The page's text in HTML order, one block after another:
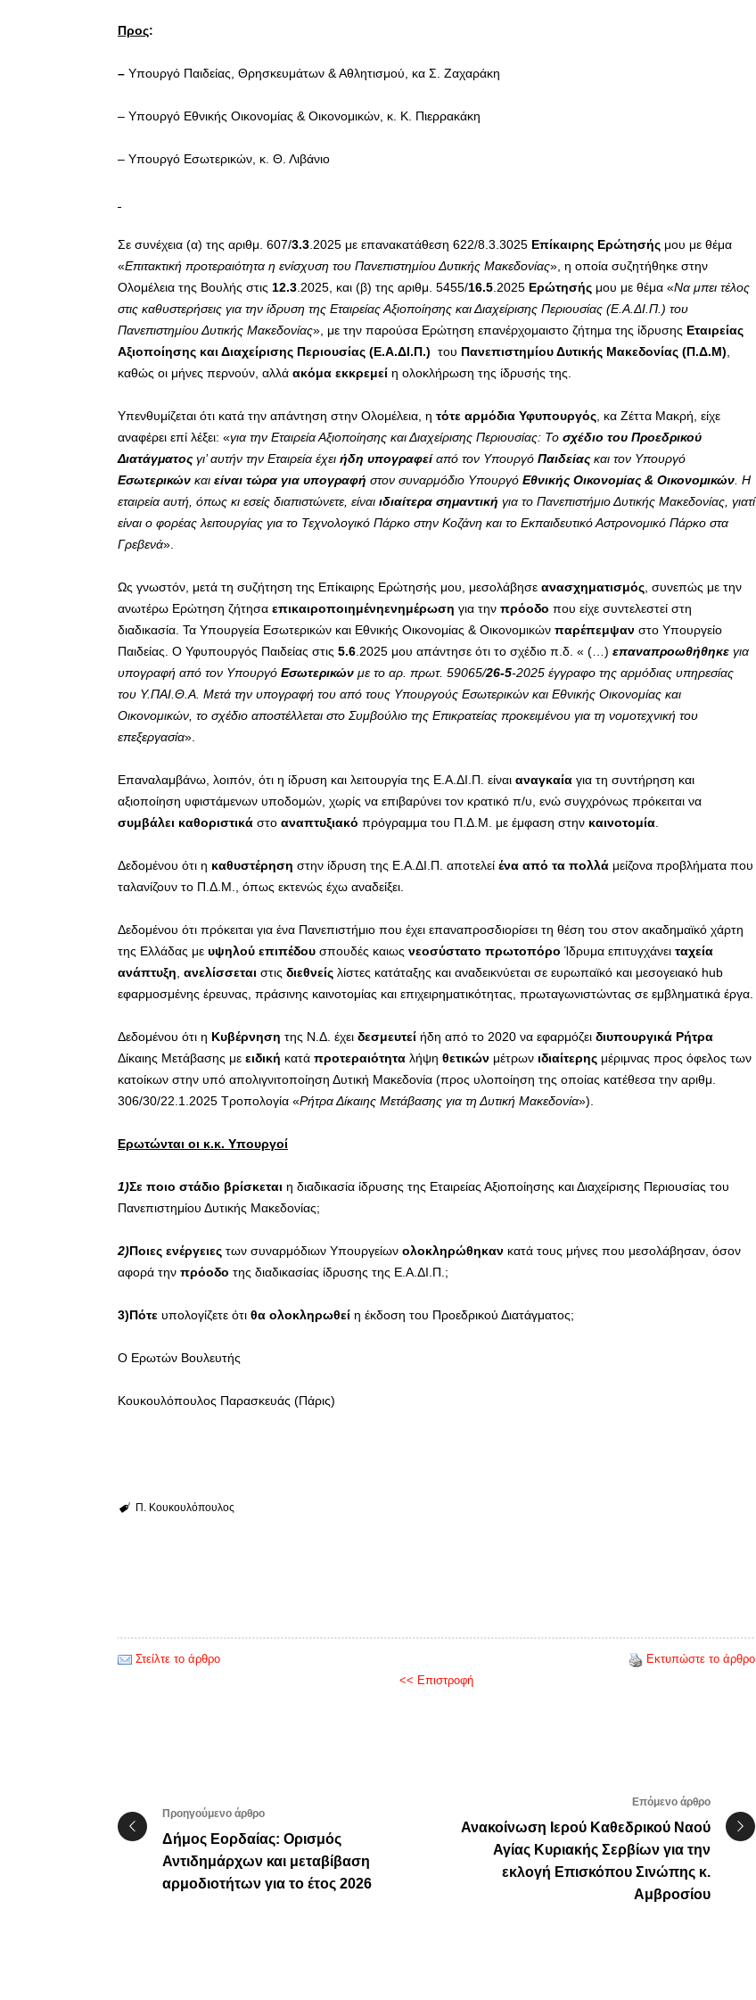
Προς:
– Υπουργό Παιδείας, Θρησκευμάτων & Αθλητισμού, κα Σ. Ζαχαράκη
– Υπουργό Εθνικής Οικονομίας & Οικονομικών, κ. Κ. Πιερρακάκη
– Υπουργό Εσωτερικών, κ. Θ. Λιβάνιο
Σε συνέχεια (α) της αριθμ. 607/3.3.2025 με επανακατάθεση 622/8.3.3025 Επίκαιρης Ερώτησής μου με θέμα
«Επιτακτική προτεραιότητα η ενίσχυση του Πανεπιστημίου Δυτικής Μακεδονίας», η οποία συζητήθηκε στην
Ολομέλεια της Βουλής στις 12.3.2025, και (β) της αριθμ. 5455/16.5.2025 Ερώτησής μου με θέμα «Να μπει τέλος
στις καθυστερήσεις για την ίδρυση της Εταιρείας Αξιοποίησης και Διαχείρισης Περιουσίας (Ε.Α.ΔΙ.Π.) του
Πανεπιστημίου Δυτικής Μακεδονίας», με την παρούσα Ερώτηση επανέρχομαιστο ζήτημα της ίδρυσης Εταιρείας
Αξιοποίησης και Διαχείρισης Περιουσίας (Ε.Α.ΔΙ.Π.) του Πανεπιστημίου Δυτικής Μακεδονίας (Π.Δ.Μ),
καθώς οι μήνες περνούν, αλλά ακόμα εκκρεμεί η ολοκλήρωση της ίδρυσής της.
Υπενθυμίζεται ότι κατά την απάντηση στην Ολομέλεια, η τότε αρμόδια Υφυπουργός, κα Ζέττα Μακρή, είχε
αναφέρει επί λέξει: «για την Εταιρεία Αξιοποίησης και Διαχείρισης Περιουσίας: Το σχέδιο του Προεδρικού
Διατάγματοςγι’ αυτήν την Εταιρεία έχει ήδη υπογραφείαπό τον Υπουργό Παιδείαςκαι τον Υπουργό
Εσωτερικών και είναι τώρα για υπογραφή στον συναρμόδιο Υπουργό Εθνικής Οικονομίας & Οικονομικών. Η
εταιρεία αυτή, όπως κι εσείς διαπιστώνετε, είναι ιδιαίτερα σημαντική για το Πανεπιστήμιο Δυτικής Μακεδονίας, γιατί
είναι ο φορέας λειτουργίας για το Τεχνολογικό Πάρκο στην Κοζάνη και το Εκπαιδευτικό Αστρονομικό Πάρκο στα
Γρεβενά».
Ως γνωστόν, μετά τη συζήτηση της Επίκαιρης Ερώτησής μου, μεσολάβησε ανασχηματισμός, συνεπώς με την
ανωτέρω Ερώτηση ζήτησα επικαιροποιημένηενημέρωση για την πρόοδο που είχε συντελεστεί στη
διαδικασία. Τα Υπουργεία Εσωτερικών και Εθνικής Οικονομίας & Οικονομικών παρέπεμψαν στο Υπουργείο
Παιδείας. Ο Υφυπουργός Παιδείας στις 5.6.2025 μου απάντησε ότι το σχέδιο π.δ. « (…) επαναπροωθήθηκε για
υπογραφή από τον Υπουργό Εσωτερικών με το αρ. πρωτ. 59065/26-5-2025 έγγραφο της αρμόδιας υπηρεσίας
του Υ.ΠΑΙ.Θ.Α. Μετά την υπογραφή του από τους Υπουργούς Εσωτερικών και Εθνικής Οικονομίας και
Οικονομικών, το σχέδιο αποστέλλεται στο Συμβούλιο της Επικρατείας προκειμένου για τη νομοτεχνική του
επεξεργασία».
Επαναλαμβάνω, λοιπόν, ότι η ίδρυση και λειτουργία της Ε.Α.ΔΙ.Π. είναι αναγκαία για τη συντήρηση και
αξιοποίηση υφιστάμενων υποδομών, χωρίς να επιβαρύνει τον κρατικό π/υ, ενώ συγχρόνως πρόκειται να
συμβάλει καθοριστικά στο αναπτυξιακό πρόγραμμα του Π.Δ.Μ. με έμφαση στην καινοτομία.
Δεδομένου ότι η καθυστέρηση στην ίδρυση της Ε.Α.ΔΙ.Π. αποτελεί ένα από τα πολλά μείζονα προβλήματα που
ταλανίζουν το Π.Δ.Μ., όπως εκτενώς έχω αναδείξει.
Δεδομένου ότι πρόκειται για ένα Πανεπιστήμιο που έχει επαναπροσδιορίσει τη θέση του στον ακαδημαϊκό χάρτη
της Ελλάδας με υψηλού επιπέδου σπουδές καιως νεοσύστατο πρωτοπόρο Ίδρυμα επιτυγχάνει ταχεία
ανάπτυξη, ανελίσσεται στις διεθνείς λίστες κατάταξης και αναδεικνύεται σε ευρωπαϊκό και μεσογειακό hub
εφαρμοσμένης έρευνας, πράσινης καινοτομίας και επιχειρηματικότητας, πρωταγωνιστώντας σε εμβληματικά έργα.
Δεδομένου ότι η Κυβέρνηση της Ν.Δ. έχει δεσμευτεί ήδη από το 2020 να εφαρμόζει διυπουργικά Ρήτρα
Δίκαιης Μετάβασης με ειδική κατά προτεραιότητα λήψη θετικών μέτρων ιδιαίτερης μέριμνας προς όφελος των
κατοίκων στην υπό απολιγνιτοποίηση Δυτική Μακεδονία (προς υλοποίηση της οποίας κατέθεσα την αριθμ.
306/30/22.1.2025 Τροπολογία «Ρήτρα Δίκαιης Μετάβασης για τη Δυτική Μακεδονία»).
Ερωτώνται οι κ.κ. Υπουργοί
1)Σε ποιο στάδιο βρίσκεται η διαδικασία ίδρυσης της Εταιρείας Αξιοποίησης και Διαχείρισης Περιουσίας του
Πανεπιστημίου Δυτικής Μακεδονίας;
2)Ποιες ενέργειες των συναρμόδιων Υπουργείων ολοκληρώθηκαν κατά τους μήνες που μεσολάβησαν, όσον
αφορά την πρόοδο της διαδικασίας ίδρυσης της Ε.Α.ΔΙ.Π.;
3)Πότε υπολογίζετε ότι θα ολοκληρωθεί η έκδοση του Προεδρικού Διατάγματος;
Ο Ερωτών Βουλευτής
Κουκουλόπουλος Παρασκευάς (Πάρις)
Π. Κουκουλόπουλος
Στείλτε το άρθρο
Εκτυπώστε το άρθρο
<< Επιστροφή
Προηγούμενο άρθρο
Δήμος Εορδαίας: Ορισμός
Αντιδημάρχων και μεταβίβαση
αρμοδιοτήτων για το έτος 2026
Επόμενο άρθρο
Ανακοίνωση Ιερού Καθεδρικού Ναού
Αγίας Κυριακής Σερβίων για την
εκλογή Επισκόπου Σινώπης κ.
Αμβροσίου